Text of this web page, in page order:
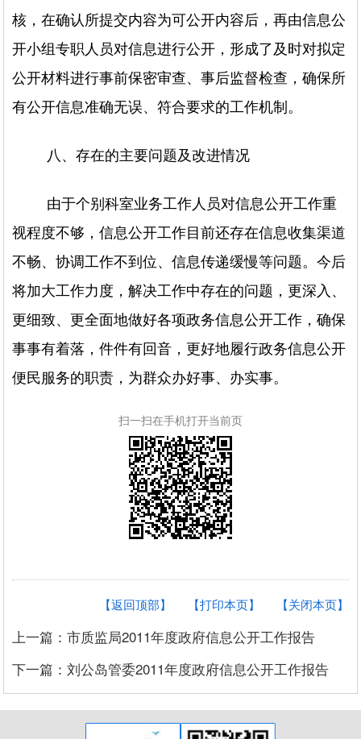
核，在确认所提交内容为可公开内容后，再由信息公
开小组专职人员对信息进行公开，形成了及时对拟定
公开材料进行事前保密审查、事后监督检查，确保所
有公开信息准确无误、符合要求的工作机制。
八、存在的主要问题及改进情况
由于个别科室业务工作人员对信息公开工作重
视程度不够，信息公开工作目前还存在信息收集渠道
不畅、协调工作不到位、信息传递缓慢等问题。今后
将加大工作力度，解决工作中存在的问题，更深入、
更细致、更全面地做好各项政务信息公开工作，确保
事事有着落，件件有回音，更好地履行政务信息公开
便民服务的职责，为群众办好事、办实事。
扫一扫在手机打开当前页
【关闭本页】
【打印本页】
【返回顶部】
上一篇：市质监局2011年度政府信息公开工作报告
下一篇：刘公岛管委2011年度政府信息公开工作报告